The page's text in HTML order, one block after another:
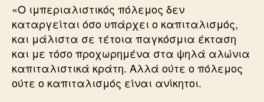
«Ο ιμπεριαλιστικός πόλεμος δεν
καταργείται όσο υπάρχει ο καπιταλισμός,
και μάλιστα σε τέτοια παγκόσμια έκταση
και με τόσο προχωρημένα στα ψηλά αλώνια
καπιταλιστικά κράτη. Αλλά ούτε ο πόλεμος
ούτε ο καπιταλισμός είναι ανίκητοι.